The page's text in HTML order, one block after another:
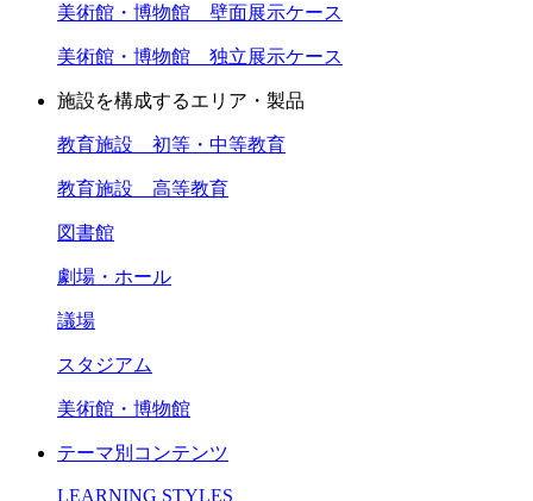
美術館・博物館 壁面展示ケース
美術館・博物館 独立展示ケース
施設を構成するエリア・製品
教育施設 初等・中等教育
教育施設 高等教育
図書館
劇場・ホール
議場
スタジアム
美術館・博物館
テーマ別コンテンツ
LEARNING STYLES